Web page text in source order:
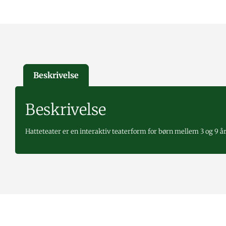
Beskrivelse
Beskrivelse
Hatteteater er en interaktiv teaterform for børn mellem 3 og 9